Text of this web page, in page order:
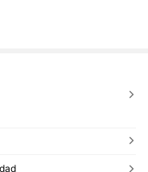
de US
cual es mu
y la .